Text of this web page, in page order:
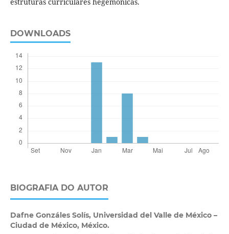
estruturas curriculares hegemônicas.
DOWNLOADS
BIOGRAFIA DO AUTOR
Dafne Gonzáles Solís, Universidad del Valle de México –
Ciudad de México, México.